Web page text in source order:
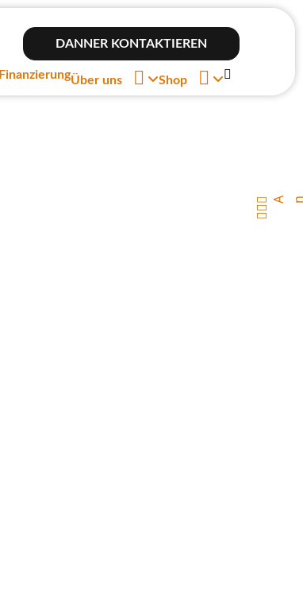

Ansp


DANNER KONTAKTIEREN
FinanzierungÜber uns  Shop  